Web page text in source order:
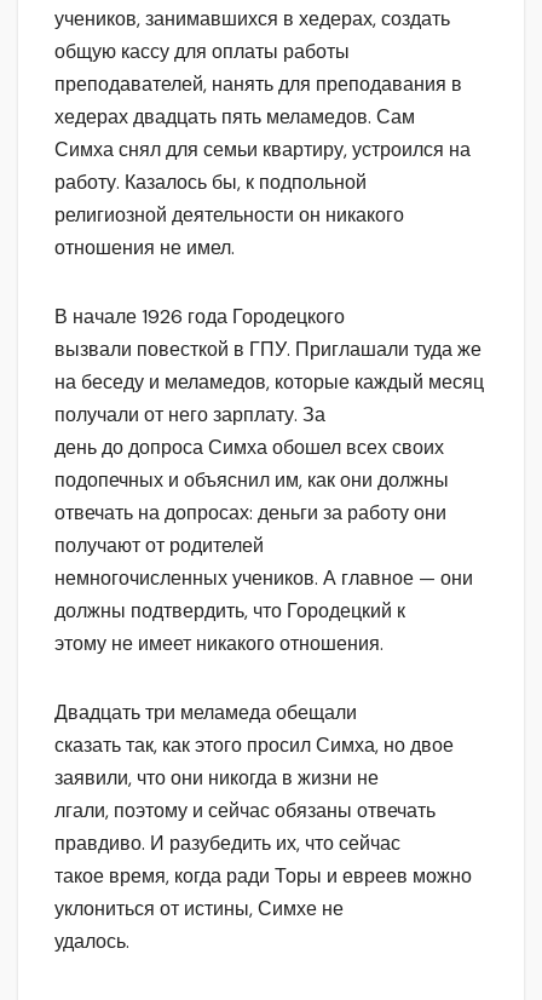
учеников, занимавшихся в хедерах, создать
общую кассу для оплаты работы
преподавателей, нанять для преподавания в
хедерах двадцать пять меламедов. Сам
Симха снял для семьи квартиру, устроился на
работу. Казалось бы, к подпольной
религиозной деятельности он никакого
отношения не имел.
В начале 1926 года Городецкого
вызвали повесткой в ГПУ. Приглашали туда же
на беседу и меламедов, которые каждый месяц
получали от него зарплату. За
день до допроса Симха обошел всех своих
подопечных и объяснил им, как они должны
отвечать на допросах: деньги за работу они
получают от родителей
немногочисленных учеников. А главное — они
должны подтвердить, что Городецкий к
этому не имеет никакого отношения.
Двадцать три меламеда обещали
сказать так, как этого просил Симха, но двое
заявили, что они никогда в жизни не
лгали, поэтому и сейчас обязаны отвечать
правдиво. И разубедить их, что сейчас
такое время, когда ради Торы и евреев можно
уклониться от истины, Симхе не
удалось.